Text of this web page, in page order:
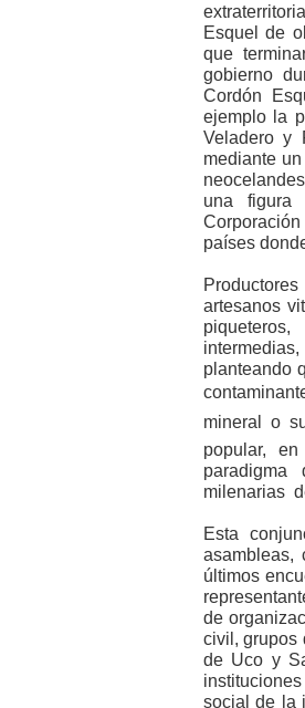
Esquel de
que
gobierno
Cordón
ejemplo la
Veladero y
mediante
una figura
países
artesanos
planteando
mineral o
popular,
milenarias
Esta
últimos
de
civil, grupos
de Uco y
social de la